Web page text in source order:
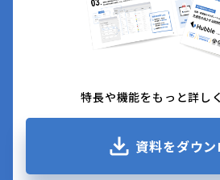
特長や機能をもっと詳し
資料をダウ